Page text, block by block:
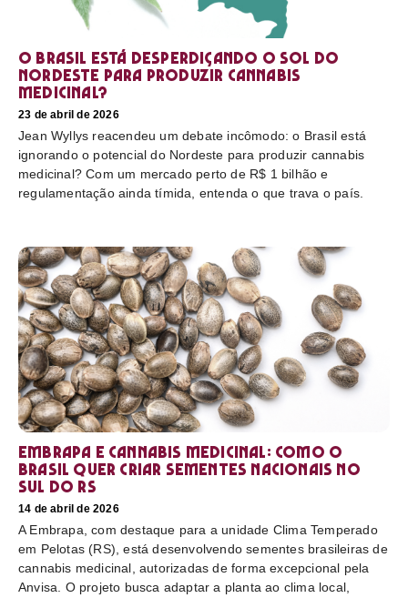
O Brasil está desperdiçando o sol do
nordeste para produzir cannabis
medicinal?
23 de abril de 2026
Jean Wyllys reacendeu um debate incômodo: o Brasil está
ignorando o potencial do Nordeste para produzir cannabis
medicinal? Com um mercado perto de R$ 1 bilhão e
regulamentação ainda tímida, entenda o que trava o país.
Embrapa e cannabis medicinal: como o
Brasil quer criar sementes nacionais no
sul do RS
14 de abril de 2026
A Embrapa, com destaque para a unidade Clima Temperado
em Pelotas (RS), está desenvolvendo sementes brasileiras de
cannabis medicinal, autorizadas de forma excepcional pela
Anvisa. O projeto busca adaptar a planta ao clima local,